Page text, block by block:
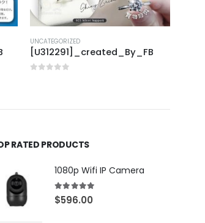
UNCATEGORIZED
[U312291]_created_By_FB
RATED PRODUCTS
1080p Wifi IP Camera
5.00out of 5
$596.00